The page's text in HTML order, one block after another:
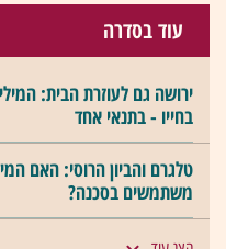
עוד בסדרה
ירושה גם לעוזרת הבית:
בחייו - בתנאי אחד
טלגרם והביון הרוסי: האם
משתמשים בסכנה?